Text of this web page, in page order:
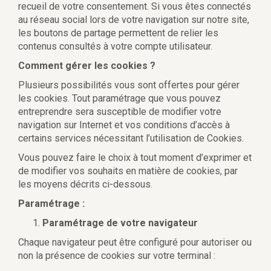
recueil de votre consentement. Si vous êtes connectés
au réseau social lors de votre navigation sur notre site,
les boutons de partage permettent de relier les
contenus consultés à votre compte utilisateur.
Comment gérer les cookies ?
Plusieurs possibilités vous sont offertes pour gérer
les cookies. Tout paramétrage que vous pouvez
entreprendre sera susceptible de modifier votre
navigation sur Internet et vos conditions d’accès à
certains services nécessitant l’utilisation de Cookies.
Vous pouvez faire le choix à tout moment d’exprimer et
de modifier vos souhaits en matière de cookies, par
les moyens décrits ci-dessous.
Paramétrage :
Paramétrage de votre navigateur
Chaque navigateur peut être configuré pour autoriser ou
non la présence de cookies sur votre terminal :